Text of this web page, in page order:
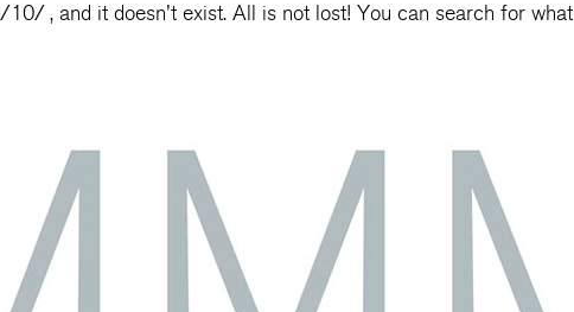
10/, and it doesn't exist. All is not lost! You can search for what